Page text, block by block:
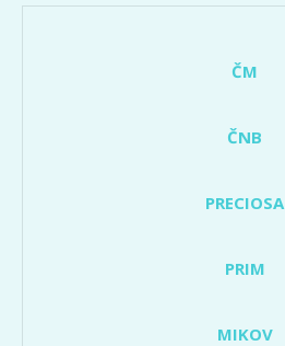
ČM
ČNB
PRECIOSA
PRIM
MIKOV